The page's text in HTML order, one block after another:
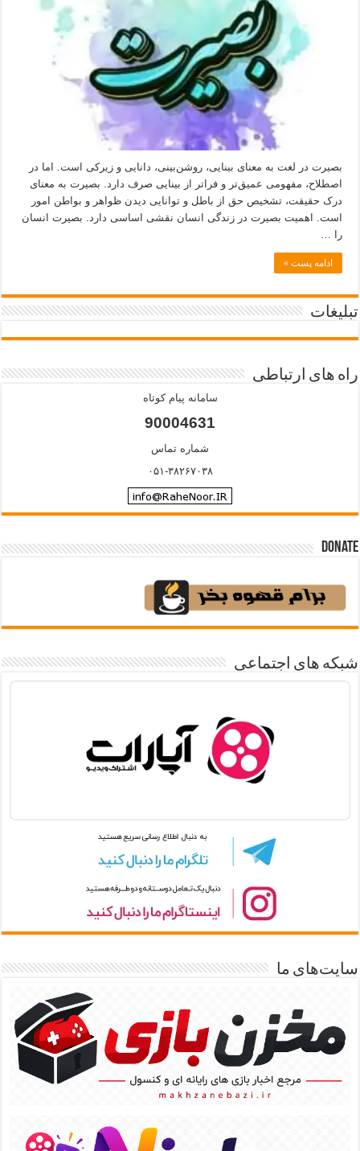
بصیرت در لغت به معنای بینایی، روشن‌بینی، دانایی و زیرکی است. اما در
اصطلاح، مفهومی عمیق‌تر و فراتر از بینایی صرف دارد. بصیرت به معنای
درک حقیقت، تشخیص حق از باطل و توانایی دیدن ظواهر و بواطن امور
است. اهمیت بصیرت در زندگی انسان نقشی اساسی دارد. بصیرت انسان
را …
ادامه پست »
تبلیغات
راه های ارتباطی
سامانه پیام کوتاه
90004631
شماره تماس
۰۵۱-۳۸۲۶۷۰۳۸
Donate
شبکه های اجتماعی
سایت‌های ما